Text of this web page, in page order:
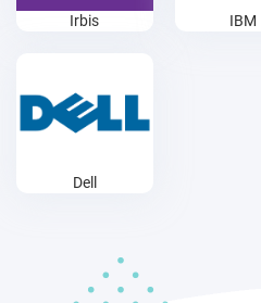
Irbis IBM
Dell